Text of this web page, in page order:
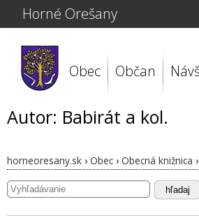
Horné Orešany
Obec Občan
Autor: Babirát a kol.
horneoresany.sk › Obec › Obecná knižnica ›
hľadaj